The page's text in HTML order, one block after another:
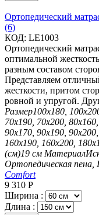
Ортопедический
(6)
КОД: LE1003
Ортопедический
оптимальной
разным составом
Представляем
жесткости, притом
ровной и упругой.
Размер100х180,
70х190, 70х200,
90х170, 90х190,
160х190, 160х200,
(см)19 см Материал
Ортопедическая
Comfort
9 310 Р
Ширина :
Длина :